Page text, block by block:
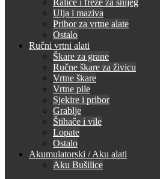
Ulja i maziva
Pribor za vrtne alate
Ostalo
Ručni vrtni alati
Škare za grane
Ručne škare za živicu
Vrtne škare
Vrtne pile
Sjekire i pribor
Grablje
Štihače i vile
Lopate
Ostalo
Akumulatorski / Aku alati
Aku Bušilice